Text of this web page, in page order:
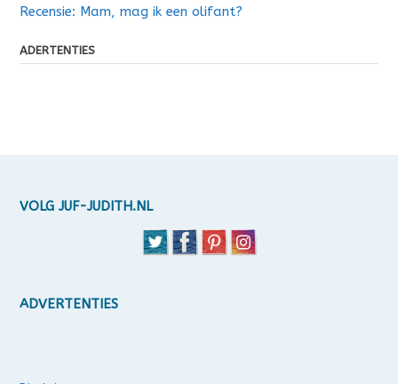
Recensie: Mam, mag ik een olifant?
ADERTENTIES
VOLG JUF-JUDITH.NL
ADVERTENTIES